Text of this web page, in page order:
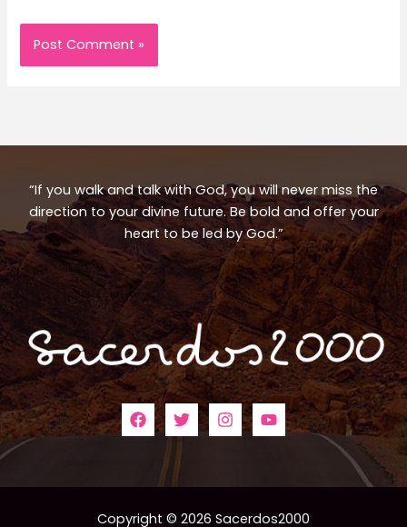
“If you walk and talk with God, you will never miss the
direction to your divine future. Be bold and offer your
heart to be led by God.”
Copyright © 2026 Sacerdos2000